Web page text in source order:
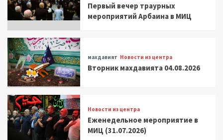
Первый вечер траурных
мероприятий Арбаина в МИЦ
махдавият Новости из центра
Вторник махдавията 04.08.2026
Новости из центра
Еженедельное мероприятие в
МИЦ (31.07.2026)